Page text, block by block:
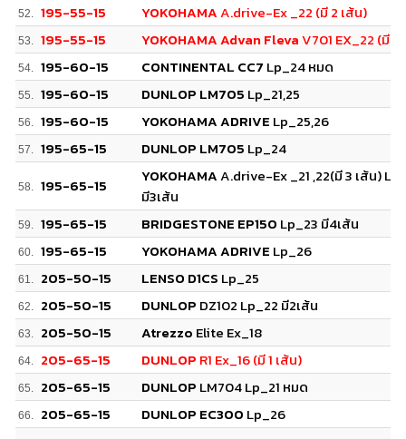
52. 195-55-15 YOKOHAMAA.drive-Ex _22 (มี 2 เส้น)
53. 195-55-15 YOKOHAMA Advan FlevaV701 EX_22 (มี 1
54. 195-60-15 CONTINENTAL CC7 Lp_24 หมด
55. 195-60-15 DUNLOP LM705 Lp_21,25
56. 195-60-15 YOKOHAMA ADRIVE Lp_25,26
57. 195-65-15 DUNLOP LM705 Lp_24
58. 195-65-15 YOKOHAMAA.drive-Ex _21 ,22(มี 3 เส้น)
มี3เส้น
59. 195-65-15 BRIDGESTONE EP150 Lp_23 มี4เส้น
60. 195-65-15 YOKOHAMA ADRIVE Lp_26
61. 205-50-15 LENSO D1CS Lp_25
62. 205-50-15 DUNLOP DZ102 Lp_22 มี2เส้น
63. 205-50-15 Atrezzo Elite Ex_18
64. 205-65-15 DUNLOP R1 Ex_16 (มี 1 เส้น)
65. 205-65-15 DUNLOP LM704 Lp_21 หมด
66. 205-65-15 DUNLOP EC300 Lp_26